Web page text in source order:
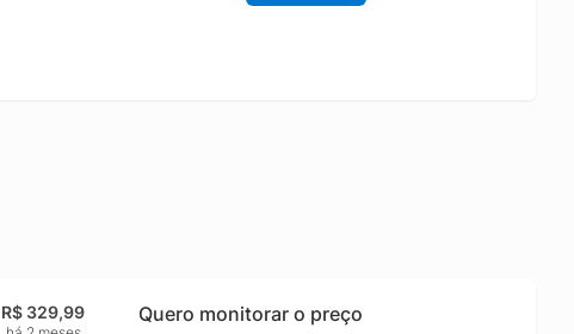
R$ 329,99 Quero monitorar o preço